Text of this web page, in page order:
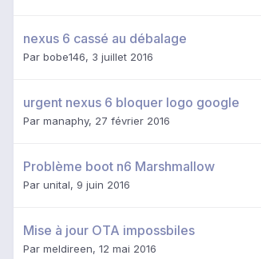
nexus 6 cassé au débalage
Par bobe146, 3 juillet 2016
urgent nexus 6 bloquer logo google
Par manaphy, 27 février 2016
Problème boot n6 Marshmallow
Par unital, 9 juin 2016
Mise à jour OTA impossbiles
Par meldireen, 12 mai 2016